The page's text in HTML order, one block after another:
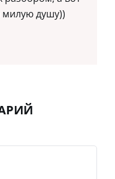
милую душу))